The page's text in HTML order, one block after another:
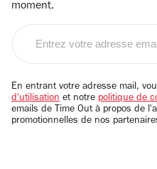
moment.
email
En entrant votre adresse mail,
d'utilisation et notre politique de
emails de Time Out à propos de
promotionnelles de nos